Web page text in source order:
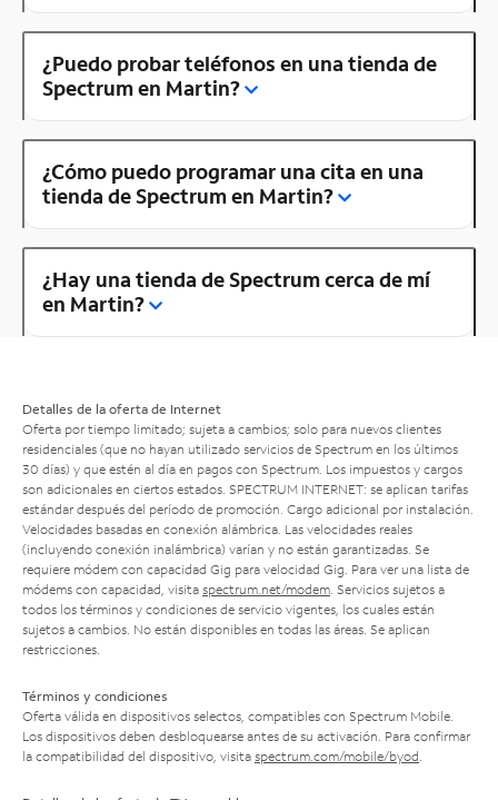
¿Puedo probar teléfonos en una tienda de
Spectrum en Martin?
¿Cómo puedo programar una cita en una
tienda de Spectrum en Martin?
¿Hay una tienda de Spectrum cerca de mí
en Martin?
Detalles de la oferta de Internet
Oferta por tiempo limitado; sujeta a cambios; solo para nuevos clientes
residenciales (que no hayan utilizado servicios de Spectrum en los últimos
30 días) y que estén al día en pagos con Spectrum. Los impuestos y cargos
son adicionales en ciertos estados. SPECTRUM INTERNET: se aplican tarifas
estándar después del período de promoción. Cargo adicional por instalación.
Velocidades basadas en conexión alámbrica. Las velocidades reales
(incluyendo conexión inalámbrica) varían y no están garantizadas. Se
requiere módem con capacidad Gig para velocidad Gig. Para ver una lista de
módems con capacidad, visita spectrum.net/modem . Servicios sujetos a
todos los términos y condiciones de servicio vigentes, los cuales están
sujetos a cambios. No están disponibles en todas las áreas. Se aplican
restricciones.
Términos y condiciones
Oferta válida en dispositivos selectos, compatibles con Spectrum Mobile.
Los dispositivos deben desbloquearse antes de su activación. Para confirmar
la compatibilidad del dispositivo, visita spectrum.com/mobile/byod